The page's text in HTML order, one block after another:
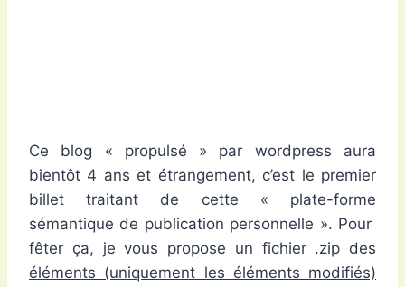
Ce blog « propulsé » par wordpress aura
bientôt 4 ans et étrangement, c’est le premier
billet traitant de cette « plate-forme
sémantique de publication personnelle ». Pour
fêter ça, je vous propose un fichier .zip des
éléments (uniquement les éléments modifiés)